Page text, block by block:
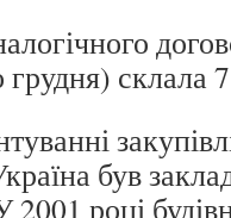
грудня) склала
був
2001 році